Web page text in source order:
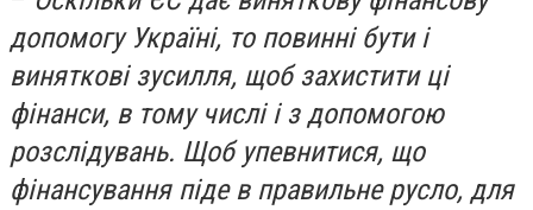
допомогу Україні, то повинні бути і
виняткові зусилля, щоб захистити ці
фінанси, в тому числі і з допомогою
розслідувань. Щоб упевнитися, що
фінансування піде в правильне русло, для